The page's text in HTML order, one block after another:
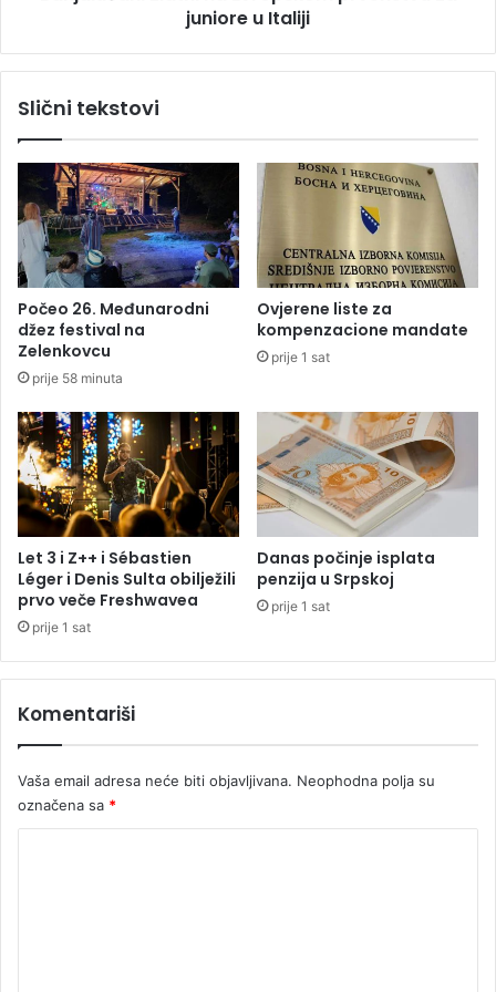
u
t
a
E
v
r
p
s
o
m
p
r
v
e
n
s
t
v
u
a
u
o
r
e
juniore u Italiji
Slični tekstovi
Počeo 26. Međunarodni
džez festival na
Zelenkovcu
prije 58 minuta
Ovjerene liste za
kompenzacione mandate
prije 1 sat
Let 3 i Z++ i Sébastien
Léger i Denis Sulta obilježili
prvo veče Freshwavea
prije 1 sat
Danas počinje isplata
penzija u Srpskoj
prije 1 sat
Komentariši
Vaša email adresa neće biti objavljivana. Neophodna polja su
označena sa *